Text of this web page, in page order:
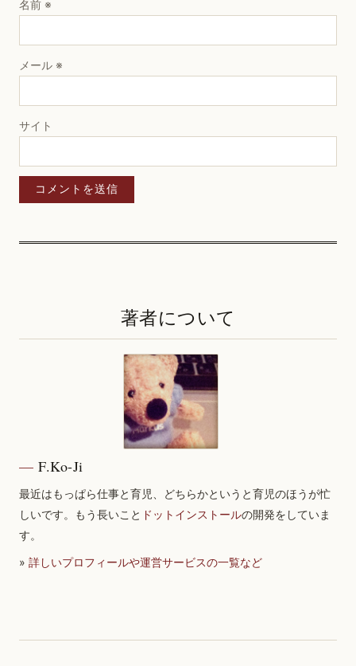
名前 ※
メール ※
サイト
著者について
F.Ko-Ji
最近はもっぱら仕事と育児、どちらかというと育児のほうが忙
しいです。もう長いこと ドットインストールの開発をしていま
す。
» 詳しいプロフィールや運営サービスの一覧など